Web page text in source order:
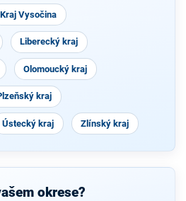
Kraj Vysočina
Liberecký kraj
Olomoucký kraj
kraj
Ústecký kraj Zlínský kraj
okrese?